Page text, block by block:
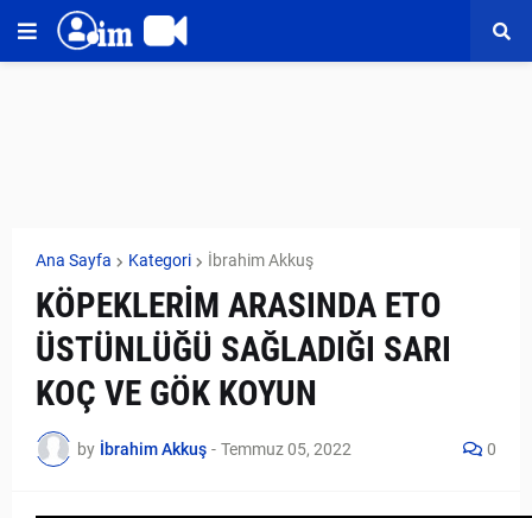
Ana Sayfa Kategori İbrahim Akkuş
KÖPEKLERİM ARASINDA ETO
ÜSTÜNLÜĞÜ SAĞLADIĞI SARI
KOÇ VE GÖK KOYUN
by İbrahim Akkuş - Temmuz 05, 2022 0